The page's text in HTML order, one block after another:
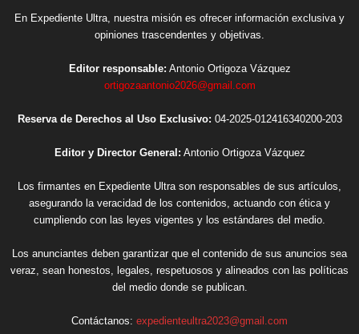
En Expediente Ultra, nuestra misión es ofrecer información exclusiva y
opiniones trascendentes y objetivas.
Editor responsable: Antonio Ortigoza Vázquez
ortigozaantonio2026@gmail.com
Reserva de Derechos al Uso Exclusivo: 04-2025-012416340200-203
Editor y Director General: Antonio Ortigoza Vázquez
Los firmantes en Expediente Ultra son responsables de sus artículos,
asegurando la veracidad de los contenidos, actuando con ética y
cumpliendo con las leyes vigentes y los estándares del medio.
Los anunciantes deben garantizar que el contenido de sus anuncios sea
veraz, sean honestos, legales, respetuosos y alineados con las políticas
del medio donde se publican.
Contáctanos: expedienteultra2023@gmail.com